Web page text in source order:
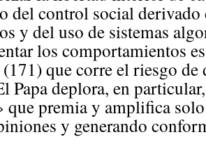
del control social
y del uso de sistemas
los comportamientos
que corre el riesgo
Papa deplora, en
premia y amplifica
y generando